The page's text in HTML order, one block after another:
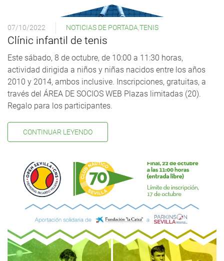
07/10/2022 NOTICIAS DE PORTADA,TENIS
Clínic infantil de tenis
Este sábado, 8 de octubre, de 10:00 a 11:30 horas,
actividad dirigida a niños y niñas nacidos entre los años
2010 y 2014, ambos inclusive. Inscripciones, gratuitas, a
través del ÁREA DE SOCIOS WEB Plazas limitadas (20).
Regalo para los participantes.
CONTINUAR LEYENDO